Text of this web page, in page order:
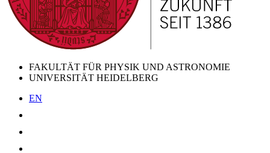
FAKULTÄT FÜR PHYSIK UND ASTRONOMIE
UNIVERSITÄT HEIDELBERG
EN